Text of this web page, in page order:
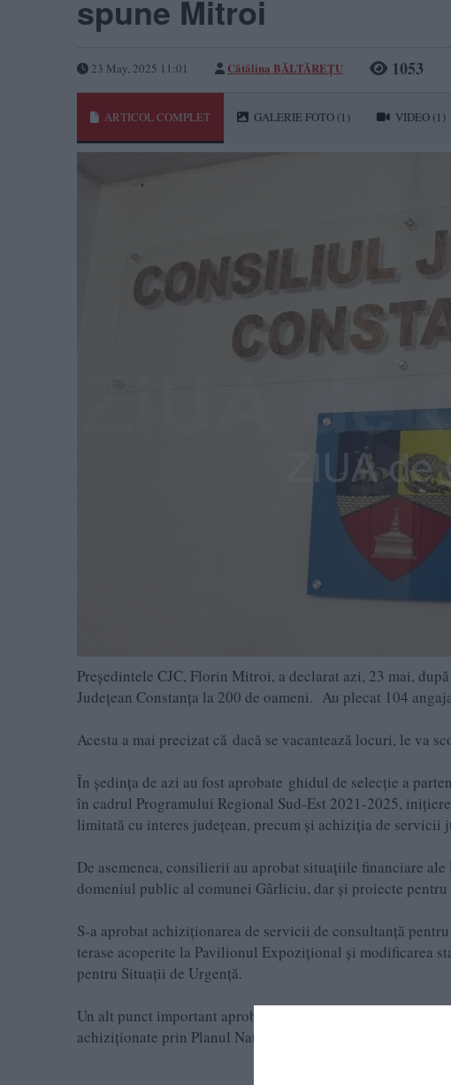
spune Mitroi
23 May, 2025 11:01 Cătălina BĂLTĂREȚU 1053
ARTICOL COMPLET GALERIE FOTO (1) VIDEO (1)
Președintele CJC, Florin Mitroi, a declarat azi, 23 mai,
Județean Constanța la 200 de oameni. Au plecat 104
Acesta a mai precizat că dacă se vacantează locuri, le va
În ședința de azi au fost aprobate ghidul de selecție a
în cadrul Programului Regional Sud-Est 2021-2025,
limitată cu interes județean, precum și achiziția de
De asemenea, consilierii au aprobat situațiile financiare
domeniul public al comunei Gârliciu, dar și proiecte
S-a aprobat achiziționarea de servicii de consultanță
terase acoperite la Pavilionul Expozițional și modificarea
pentru Situații de Urgență.
Un alt punct important aprobat vizează transferul
achiziționate prin Planul Național de Redresare și